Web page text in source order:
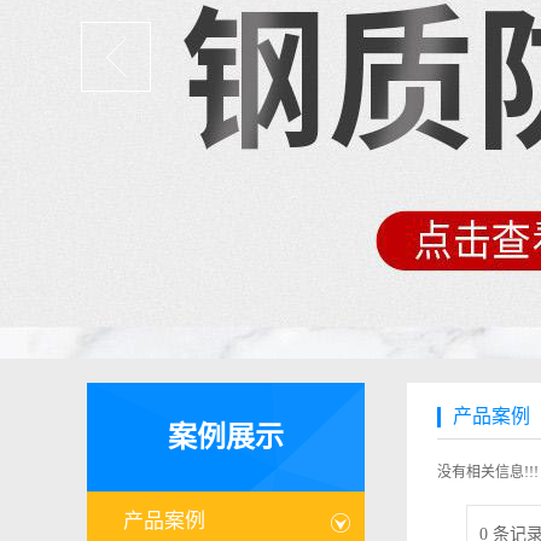
案例展示
产品案例
产品案例
没有相关信息!!!
0 条记